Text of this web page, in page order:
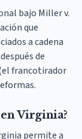
bajo Miller v.
que
a cadena
de
francotirador
Virginia?
permite a